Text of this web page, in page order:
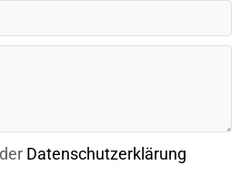
Datenschutzerklärung